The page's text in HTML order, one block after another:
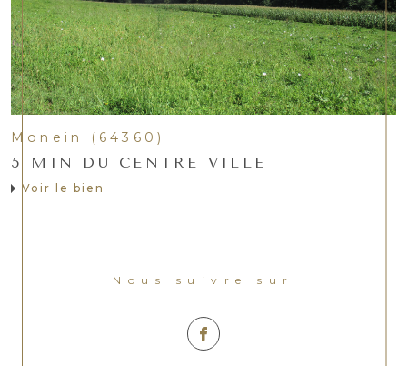
Monein (64360)
5 MIN DU CENTRE VILLE
Voir le bien
Nous suivre sur